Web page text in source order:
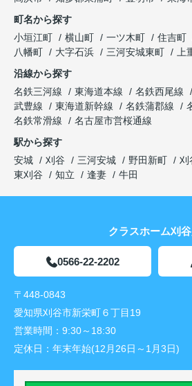
町名から探す
小垣江町
横山町 一ツ木町 住吉町
八幡町
大字石浜 三河安城東町
上
沿線から探す
名鉄三河線
東海道本線 名鉄西尾線
武豊線
東海道新幹線 名鉄蒲郡線
名鉄常滑線
名古屋市営桜通線
駅から探す
安城
刈谷 三河安城 野田新町 刈
東刈谷
知立 逢妻 牛田
クラスホーム刈
0566-22-2202
〒448-0843
愛知県刈谷市新栄町６丁目19
営業時間： 9:30～18:30
定休日： 年末年始(12月26日～1月3日)